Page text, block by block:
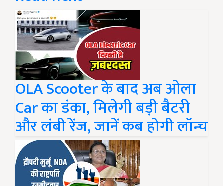
OLA Scooter के बाद अब ओला
Car का डंका, मिलेगी बड़ी बैटरी
और लंबी रेंज, जानें कब होगी लॉन्च